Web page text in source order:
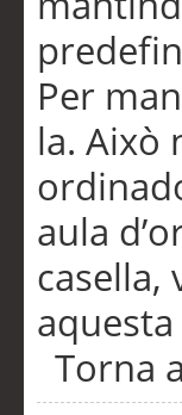
Per
la. Això
aula
Torna